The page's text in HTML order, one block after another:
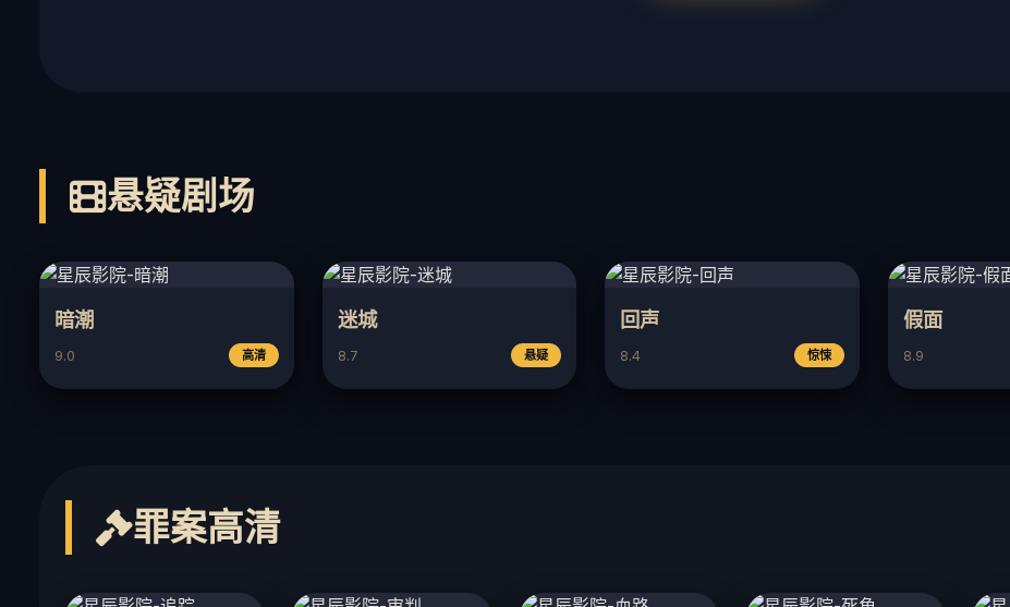
悬疑剧场
暗潮
9.0 高清
迷城
8.7 悬疑
回声
8.4 惊悚
假面
8.9
罪案高清